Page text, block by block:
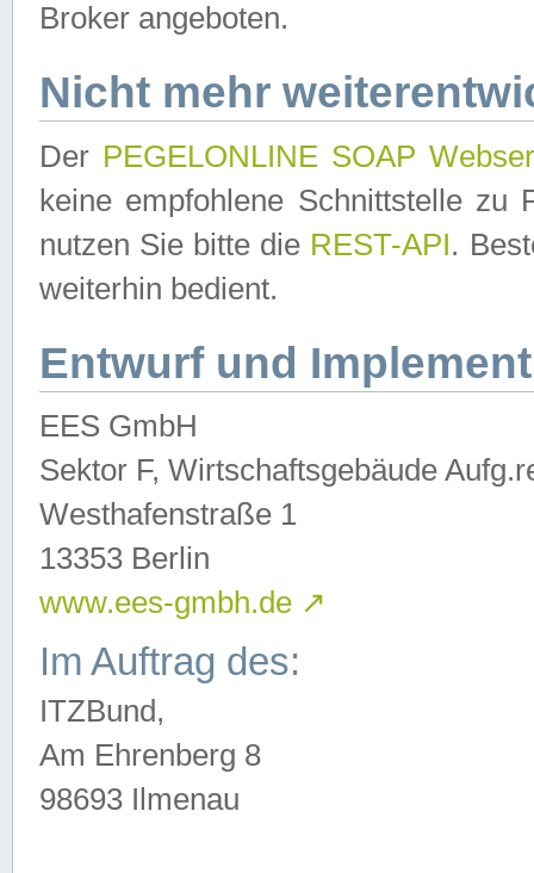
Broker angeboten.
Nicht mehr
Der PEGELONLINE SOAP
keine empfohlene Schnittstelle zu
nutzen Sie bitte die REST-API.
weiterhin bedient.
Entwurf und
EES GmbH
Sektor F, Wirtschaftsgebäude
Westhafenstraße 1
13353 Berlin
www.ees-gmbh.de ↗
Im Auftrag des:
ITZBund,
Am Ehrenberg 8
98693 Ilmenau